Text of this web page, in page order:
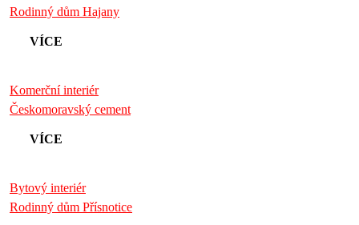
Rodinný dům Hajany
VÍCE
Komerční interiér
Českomoravský cement
VÍCE
Bytový interiér
Rodinný dům Přísnotice